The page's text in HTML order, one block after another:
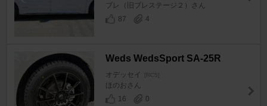
プレ（旧プレステージ２）さん
87
4
Weds WedsSport SA-25R
オデッセイ [RC5]
ほのおさん
16
0